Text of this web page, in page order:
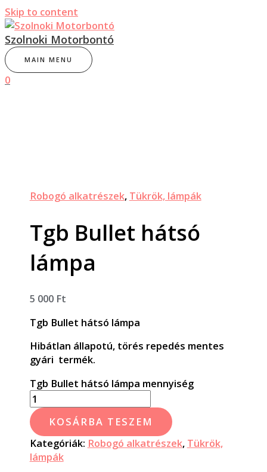
Skip to content
Szolnoki Motorbontó
MAIN MENU
0
Robogó alkatrészek, Tükrök, lámpák
Tgb Bullet hátsó
lámpa
5 000 Ft
Tgb Bullet hátsó lámpa
Hibátlan állapotú, törés repedés mentes
gyári termék.
Tgb Bullet hátsó lámpa mennyiség
KOSÁRBA TESZEM
Kategóriák: Robogó alkatrészek, Tükrök,
lámpák